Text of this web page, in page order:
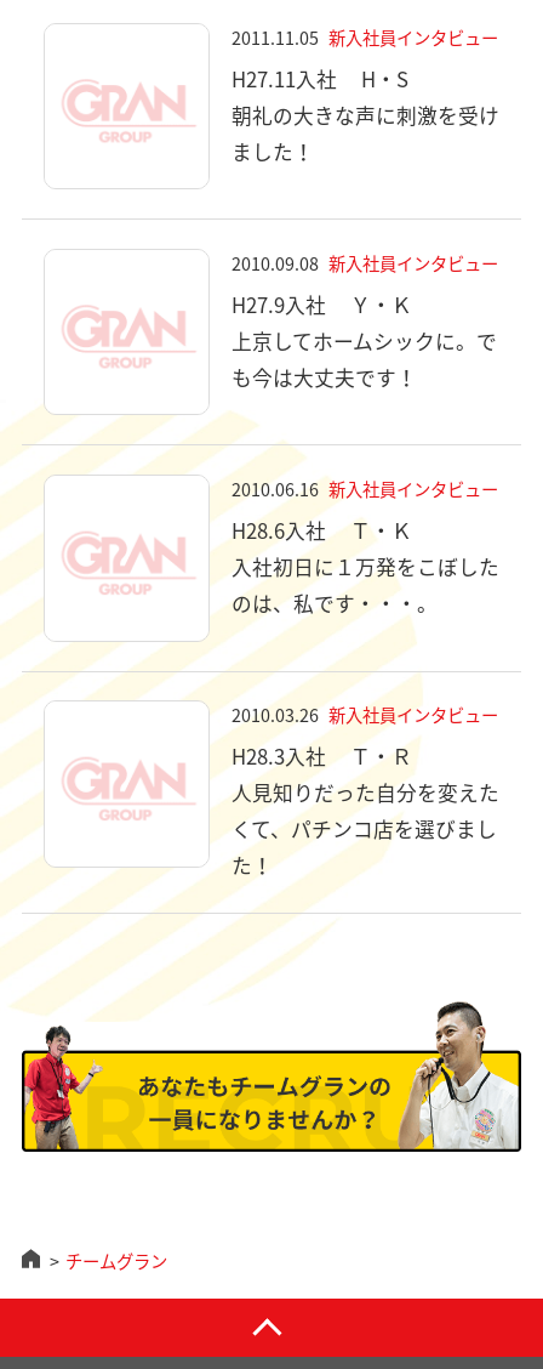
2011.11.05 新入社員インタビュー
H27.11入社
H・S
朝礼の大きな声に刺激を受け
ました！
2010.09.08 新入社員インタビュー
H27.9入社
Ｙ・Ｋ
上京してホームシックに。で
も今は大丈夫です！
2010.06.16 新入社員インタビュー
H28.6入社
Ｔ・Ｋ
入社初日に１万発をこぼした
のは、私です・・・。
2010.03.26 新入社員インタビュー
H28.3入社
Ｔ・Ｒ
人見知りだった自分を変えた
くて、パチンコ店を選びまし
た！
チームグラン